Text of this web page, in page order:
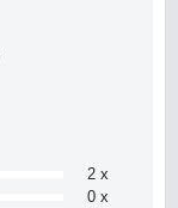
2 x
0 x